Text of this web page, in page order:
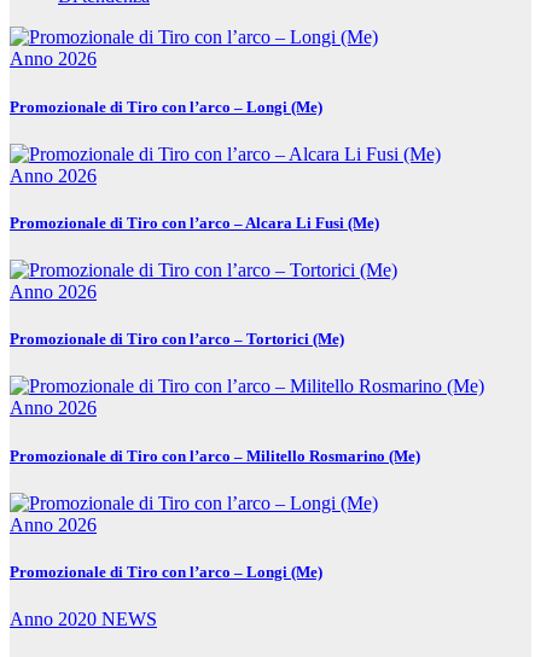
Anno 2026
Promozionale di Tiro con l’arco – Longi (Me)
Anno 2026
Promozionale di Tiro con l’arco – Alcara Li Fusi (Me)
Anno 2026
Promozionale di Tiro con l’arco – Tortorici (Me)
Anno 2026
Promozionale di Tiro con l’arco – Militello Rosmarino (Me)
Anno 2026
Promozionale di Tiro con l’arco – Longi (Me)
Anno 2020 NEWS